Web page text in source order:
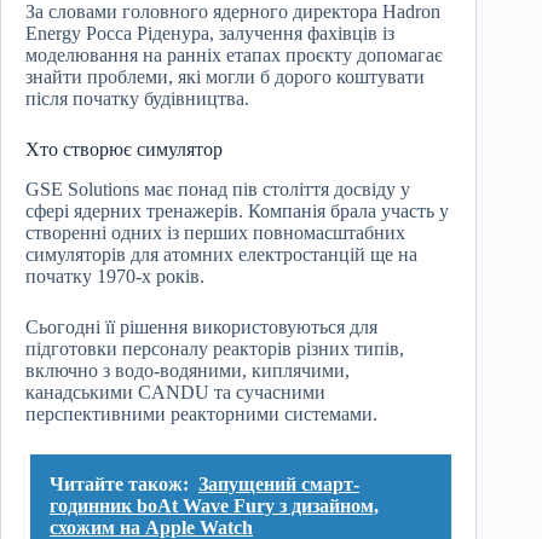
За словами головного ядерного директора Hadron
Energy Росса Ріденура, залучення фахівців із
моделювання на ранніх етапах проєкту допомагає
знайти проблеми, які могли б дорого коштувати
після початку будівництва.
Хто створює симулятор
GSE Solutions має понад пів століття досвіду у
сфері ядерних тренажерів. Компанія брала участь у
створенні одних із перших повномасштабних
симуляторів для атомних електростанцій ще на
початку 1970-х років.
Сьогодні її рішення використовуються для
підготовки персоналу реакторів різних типів,
включно з водо-водяними, киплячими,
канадськими CANDU та сучасними
перспективними реакторними системами.
Читайте також: Запущений смарт-
годинник boAt Wave Fury з дизайном,
схожим на Apple Watch